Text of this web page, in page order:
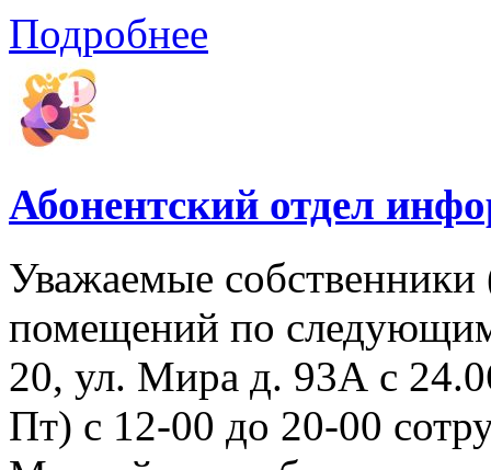
Подробнее
Абонентский отдел
Уважаемые
помещений по
20, ул. Мира д. 93А с
Пт) с 12-00 до 20-00